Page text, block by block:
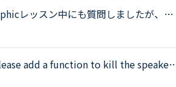
レッスン中にも質問しましたが、ど
ら申し訳ありませんFARTAL ATTRAC
add a function to kill the speaker
the speaker while tutors can not be h